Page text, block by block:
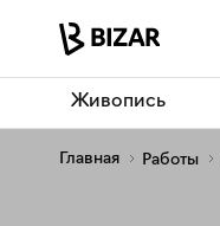
Живопись
Главная Работы